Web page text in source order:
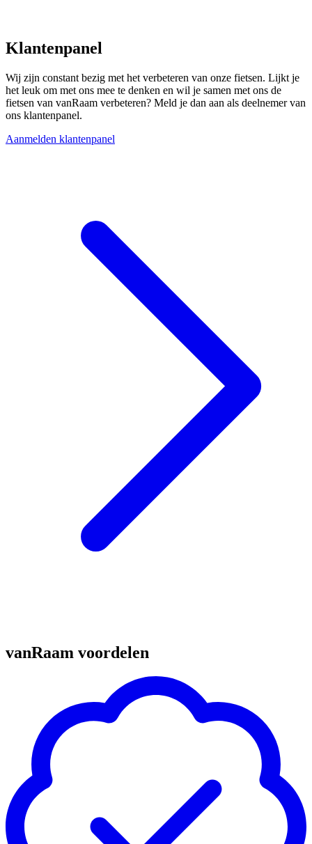
Klantenpanel
Wij zijn constant bezig met het verbeteren van onze fietsen. Lijkt je
het leuk om met ons mee te denken en wil je samen met ons de
fietsen van vanRaam verbeteren? Meld je dan aan als deelnemer van
ons klantenpanel.
Aanmelden klantenpanel
vanRaam voordelen